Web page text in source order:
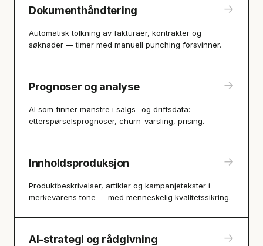
Dokumenthåndtering →
Automatisk tolkning av fakturaer, kontrakter og
søknader — timer med manuell punching forsvinner.
Prognoser og analyse →
AI som finner mønstre i salgs- og driftsdata:
etterspørselsprognoser, churn-varsling, prising.
Innholdsproduksjon →
Produktbeskrivelser, artikler og kampanjetekster i
merkevarens tone — med menneskelig kvalitetssikring.
AI-strategi og rådgivning →